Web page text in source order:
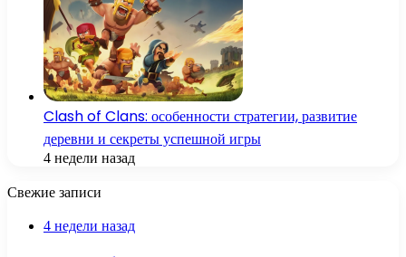
Clash of Clans: особенности стратегии, развитие
деревни и секреты успешной игры
4 недели назад
Свежие записи
4 недели назад